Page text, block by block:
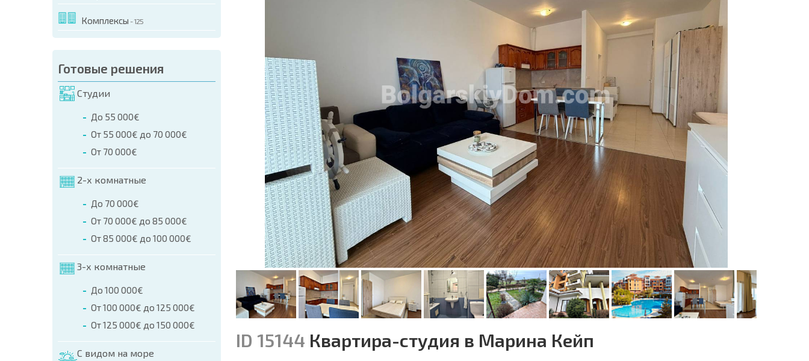
Комплексы - 125
Готовые решения
Студии
До 55 000€
От 55 000€ до 70 000€
От 70 000€
2-х комнатные
До 70 000€
От 70 000€ до 85 000€
От 85 000€ до 100 000€
3-х комнатные
До 100 000€
От 100 000€ до 125 000€
От 125 000€ до 150 000€
С видом на море
ЭТОГО ОБЪЕКТА
телефонам:
+359 8 9797 99 03
ID 15144 Квартира-студия в Марина Кейп